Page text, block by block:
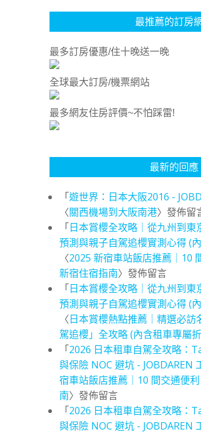
最推薦的訂房
最多訂房優惠/住十晚送一晚
全球最大訂房/機票網站
最多網友住房評價~不怕踩雷!
最新的回應
「遊世界：日本大阪2016 -
〈關西機場到大阪南港〉發佈留
「日本賞櫻全攻略｜從九州到東
預測與親子自駕追櫻實測心得 (
〈2025 新宿車站飯店推薦｜10
新宿住宿指南〉發佈留言
「日本賞櫻全攻略｜從九州到東
預測與親子自駕追櫻實測心得 (
〈日本賞櫻熱點推薦｜精選必訪
駕追櫻」全攻略 (內含租車專屬
「2026 日本租車自駕全攻略：
與保險 NOC 避坑 - JOBDAREN
宿車站飯店推薦｜10 間交通便
南〉發佈留言
「2026 日本租車自駕全攻略：
與保險 NOC 避坑 - JOBDAREN